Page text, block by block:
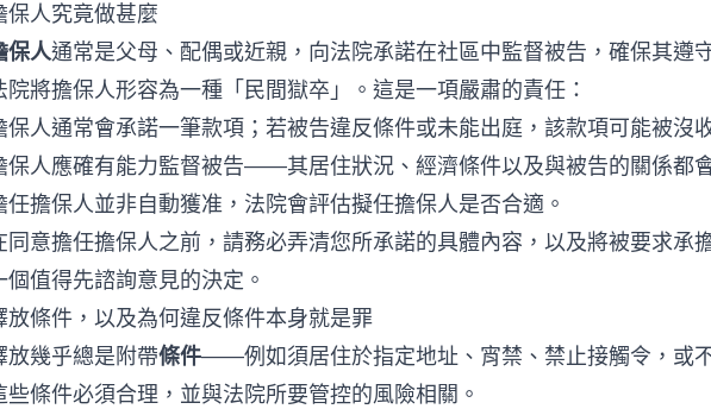
保人究竟做甚麼
保人通常是父母、配偶或近親，向法院承諾在社區中監督被告，確保其遵
院將擔保人形容為一種「民間獄卒」。這是一項嚴肅的責任：
保人通常會承諾一筆款項；若被告違反條件或未能出庭，該款項可能被沒
保人應確有能力監督被告——其居住狀況、經濟條件以及與被告的關係都
任擔保人並非自動獲准，法院會評估擬任擔保人是否合適。
同意擔任擔保人之前，請務必弄清您所承諾的具體內容，以及將被要求承
個值得先諮詢意見的決定。
放條件，以及為何違反條件本身就是罪
放幾乎總是附帶條件——例如須居住於指定地址、宵禁、禁止接觸令，或
些條件必須合理，並與法院所要管控的風險相關。